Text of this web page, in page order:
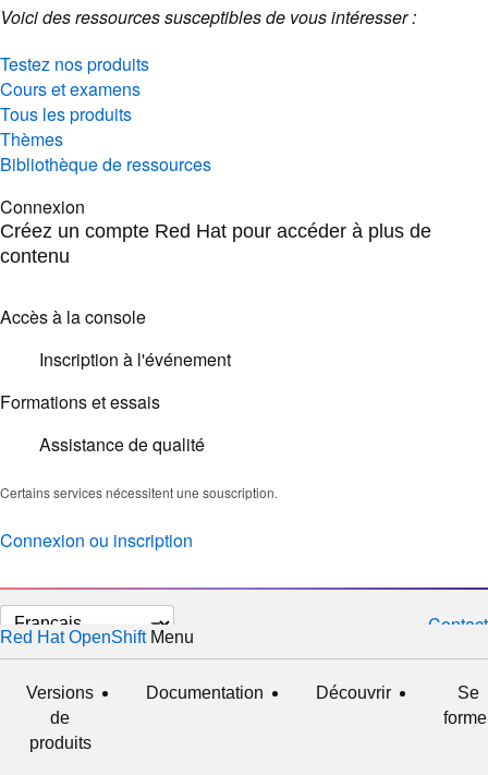
Voici des ressources susceptibles de vous intéresser :
Testez nos produits
Cours et examens
Tous les produits
Thèmes
Bibliothèque de ressources
Connexion
Créez un compte Red Hat pour accéder à plus de
contenu
Accès à la console
Inscription à l'événement
Formations et essais
Assistance de qualité
Certains services nécessitent une souscription.
Connexion ou inscription
Changer
la
langue
Contact
Red Hat OpenShift Menu
Versions
de
produits
Documentation Découvrir
Se